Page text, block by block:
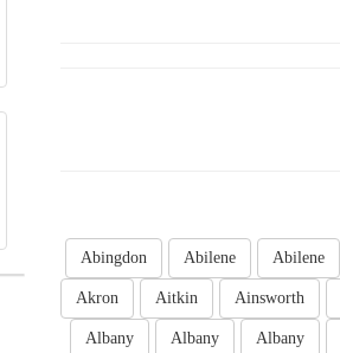
Abilene
Abilene
Abingdon
Ainsworth
Aitkin
Akron
Albany
Albany
Albany